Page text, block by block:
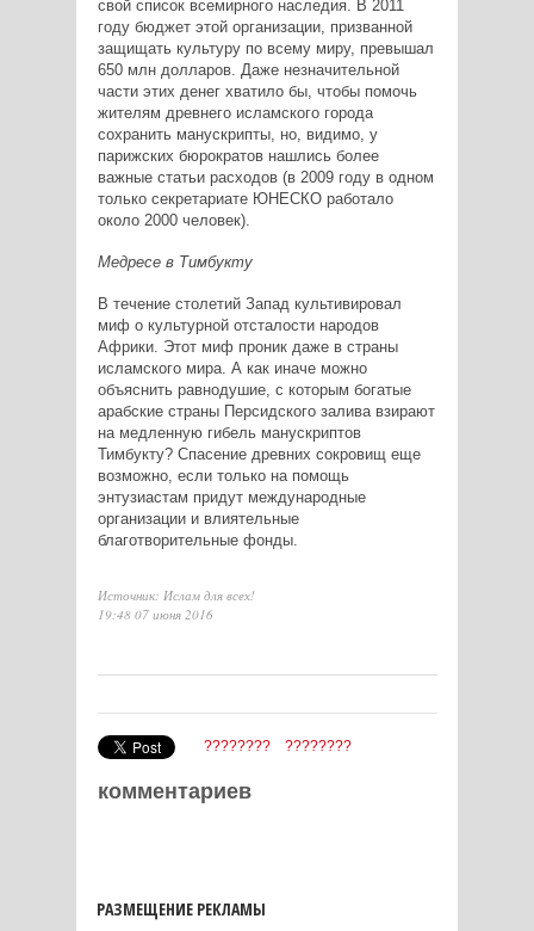
свой список всемирного наследия. В 2011
году бюджет этой организации, призванной
защищать культуру по всему миру, превышал
650 млн долларов. Даже незначительной
части этих денег хватило бы, чтобы помочь
жителям древнего исламского города
сохранить манускрипты, но, видимо, у
парижских бюрократов нашлись более
важные статьи расходов (в 2009 году в одном
только секретариате ЮНЕСКО работало
около 2000 человек).
Медресе в Тимбукту
В течение столетий Запад культивировал
миф о культурной отсталости народов
Африки. Этот миф проник даже в страны
исламского мира. А как иначе можно
объяснить равнодушие, с которым богатые
арабские страны Персидского залива взирают
на медленную гибель манускриптов
Тимбукту? Спасение древних сокровищ еще
возможно, если только на помощь
энтузиастам придут международные
организации и влиятельные
благотворительные фонды.
Источник: Ислам для всех!
19:48 07 июня 2016
???????? ????????
комментариев
РАЗМЕЩЕНИЕ РЕКЛАМЫ